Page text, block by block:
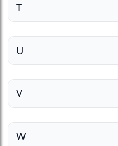
T
U
V
W